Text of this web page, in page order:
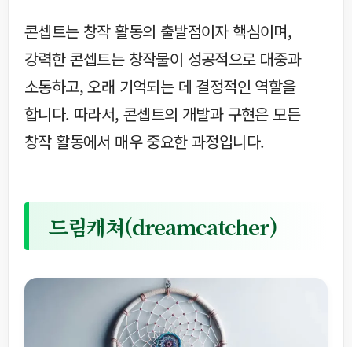
콘셉트는 창작 활동의 출발점이자 핵심이며,
강력한 콘셉트는 창작물이 성공적으로 대중과
소통하고, 오래 기억되는 데 결정적인 역할을
합니다. 따라서, 콘셉트의 개발과 구현은 모든
창작 활동에서 매우 중요한 과정입니다.
드림캐쳐(dreamcatcher)